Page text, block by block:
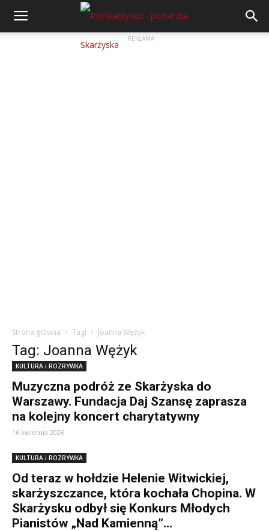
REKLAMA
Strona główna Tagi Joanna Wężyk
Tag: Joanna Wężyk
KULTURA i ROZRYWKA
Muzyczna podróż ze Skarżyska do
Warszawy. Fundacja Daj Szansę zaprasza
na kolejny koncert charytatywny
16 kwietnia 2026
KULTURA i ROZRYWKA
Od teraz w hołdzie Helenie Witwickiej,
skarżyszczance, która kochała Chopina. W
Skarżysku odbył się Konkurs Młodych
Pianistów „Nad Kamienną”...